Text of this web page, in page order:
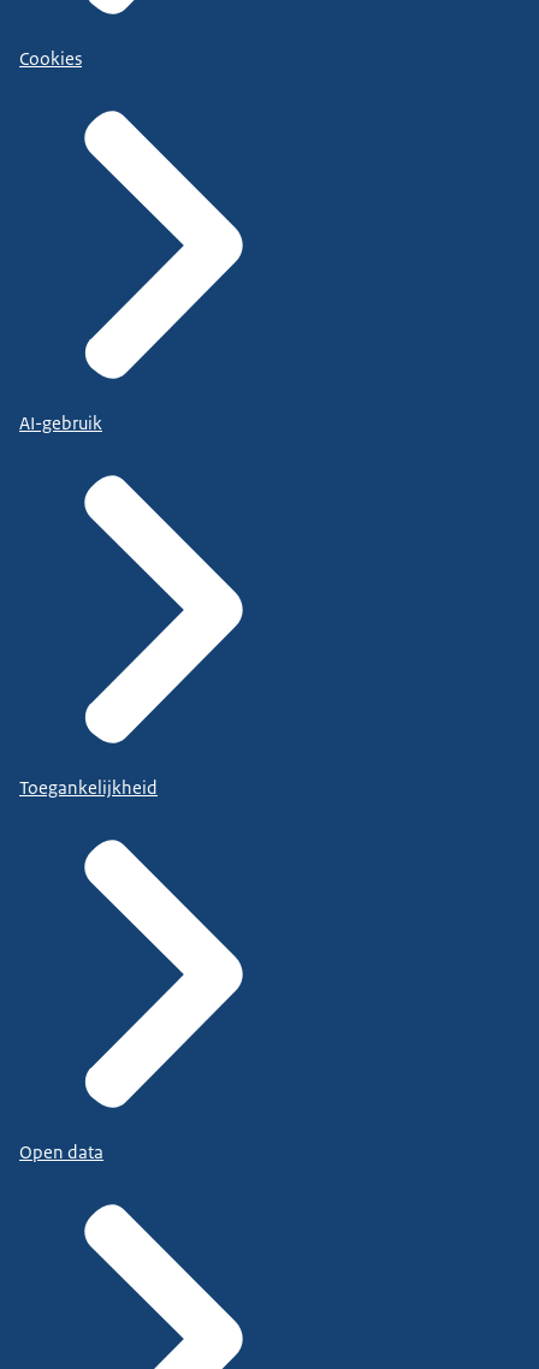
Cookies
AI-gebruik
Toegankelijkheid
Open data